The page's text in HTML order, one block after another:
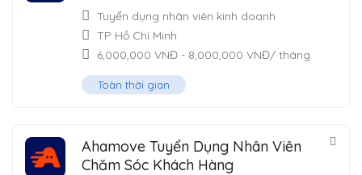
Tuyển dụng nhân viên kinh doanh
TP Hồ Chí Minh
6,000,000 VNĐ - 8,000,000 VNĐ/ tháng
Toàn thời gian
Ahamove Tuyển Dụng Nhân Viên
Chăm Sóc Khách Hàng